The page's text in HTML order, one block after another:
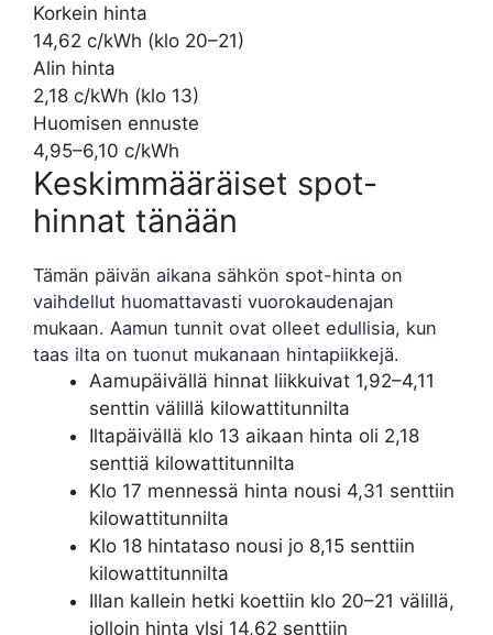
Korkein hinta
14,62 c/kWh (klo 20–21)
Alin hinta
2,18 c/kWh (klo 13)
Huomisen ennuste
4,95–6,10 c/kWh
Keskimmääräiset spot-
hinnat tänään
Tämän päivän aikana sähkön spot-hinta on
vaihdellut huomattavasti vuorokaudenajan
mukaan. Aamun tunnit ovat olleet edullisia, kun
taas ilta on tuonut mukanaan hintapiikkejä.
Aamupäivällä hinnat liikkuivat 1,92–4,11
senttin välillä kilowattitunnilta
Iltapäivällä klo 13 aikaan hinta oli 2,18
senttiä kilowattitunnilta
Klo 17 mennessä hinta nousi 4,31 senttiin
kilowattitunnilta
Klo 18 hintataso nousi jo 8,15 senttiin
kilowattitunnilta
Illan kallein hetki koettiin klo 20–21 välillä,
jolloin hinta ylsi 14,62 senttiin